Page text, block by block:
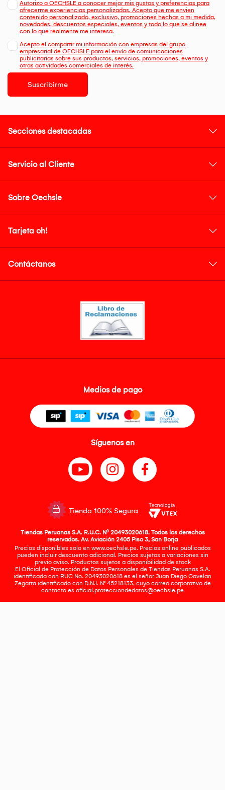
Autorizo a OECHSLE a conocer mejor mis gustos y preferencias para
ofrecerme experiencias personalizadas. Acepto que me envien
contenido personalizado, exclusivo, promociones hechas a mi medida,
novedades, descuentos especiales, eventos y todo lo que se alinee
con lo que realmente me interesa.
Acepto el compartir mi información con empresas del grupo
empresarial de OECHSLE para el envío de comunicaciones
publicitarias sobre sus productos, servicios, promociones, eventos y
otras actividades comerciales de interés.
Suscribirme
Secciones destacadas
Servicio al Cliente
Sobre Oechsle
Tarjeta oh!
Contáctanos
Medios de pago
Síguenos en
Tienda 100% Segura
Tiendas Peruanas S.A. R.U.C. Nº 20493020618. Todos los derechos
reservados. Av. Aviación 2405 Piso 3, San Borja
Precios disponibles solo en www.oechsle.pe. Precios online publicados
pueden incluir descuento adicional. Precios sujetos a variaciones sin
previo aviso. Productos sujetos a disponibilidad de stock
El Oficial de Protección de Datos Personales de Tiendas Peruanas S.A.
identificada con RUC No. 20493020618 es el señor Juan Diego Gavelan
Zegarra identificado con D.N.I. N° 45218133, cuyo correo corporativo de
contacto es oficial.protecciondedatos@oechsle.pe